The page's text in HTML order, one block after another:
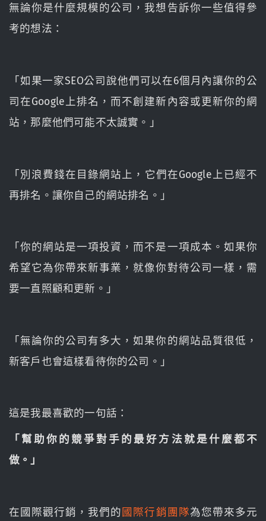
無論你是什麼規模的公司，我想告訴你一些值得參
考的想法：
「如果一家SEO公司說他們可以在6個月內讓你的公
司在Google上排名，而不創建新內容或更新你的網
站，那麼他們可能不太誠實。」
「別浪費錢在目錄網站上，它們在Google上已經不
再排名。讓你自己的網站排名。」
「你的網站是一項投資，而不是一項成本。如果你
希望它為你帶來新事業，就像你對待公司一樣，需
要一直照顧和更新。」
「無論你的公司有多大，如果你的網站品質很低，
新客戶也會這樣看待你的公司。」
這是我最喜歡的一句話：
「幫助你的競爭對手的最好方法就是什麼都不
做。」
在國際觀行銷，我們的國際行銷團隊為您帶來多元